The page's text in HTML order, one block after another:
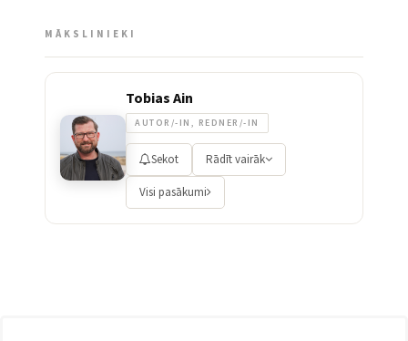
MĀKSLINIEKI
Tobias Ain
AUTOR/-IN, REDNER/-IN
Sekot Rādīt vairāk
Visi pasākumi